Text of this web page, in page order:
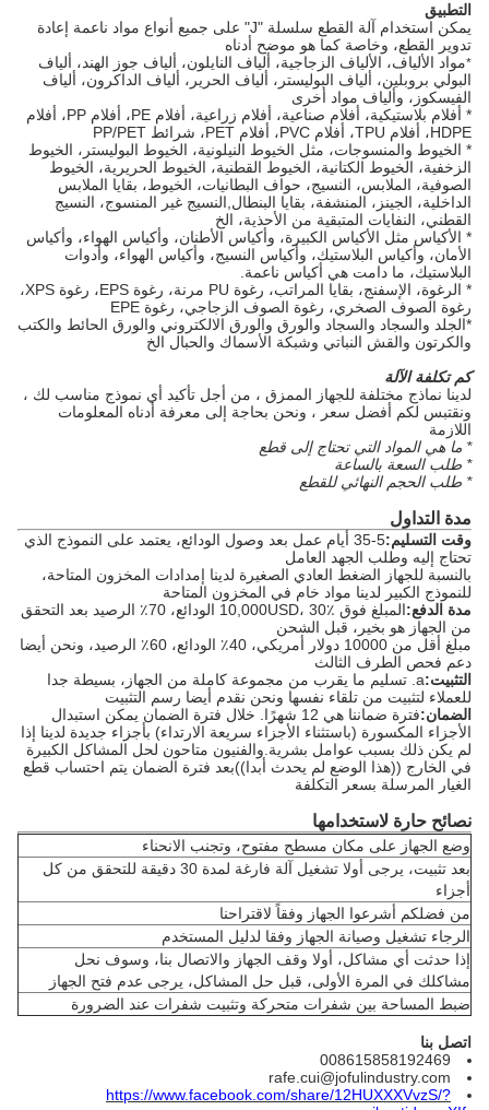
التطبيق
يمكن استخدام آلة القطع سلسلة "J" على جميع أنواع مواد ناعمة إعادة
تدوير القطع، وخاصة كما هو موضح أدناه
*مواد الألياف، الألياف الزجاجية، ألياف النايلون، ألياف جوز الهند، ألياف
البولي بروبلين، ألياف البوليستر، ألياف الحرير، ألياف الداكرون، ألياف
الفيسكوز، وألياف مواد أخرى
* أفلام بلاستيكية، أفلام صناعية، أفلام زراعية، أفلام PE، أفلام PP، أفلام
HDPE، أفلام TPU، أفلام PVC، أفلام PET، شرائط PP/PET
* الخيوط والمنسوجات، مثل الخيوط النيلونية، الخيوط البوليستر، الخيوط
الزخفية، الخيوط الكتانية، الخيوط القطنية، الخيوط الحريرية، الخيوط
الصوفية، الملابس، النسيج، حواف البطانيات، الخيوط، بقايا الملابس
الداخلية، الجينز، المنشفة، بقايا البنطال,النسيج غير المنسوج، النسيج
القطني، النفايات المتبقية من الأحذية، الخ
* الأكياس مثل الأكياس الكبيرة، وأكياس الأطنان، وأكياس الهواء، وأكياس
الأمان، وأكياس البلاستيك، وأكياس النسيج، وأكياس الهواء، وأدوات
البلاستيك، ما دامت هي أكياس ناعمة.
* الرغوة، الإسفنج، بقايا المراتب، رغوة PU مرنة، رغوة EPS، رغوة XPS،
رغوة الصوف الصخري، رغوة الصوف الزجاجي، رغوة EPE
*الجلد والسجاد والسجاد والورق والورق الالكتروني والورق الحائط والكتب
والكرتون والقش النباتي وشبكة الأسماك والحبال الخ
كم تكلفة الآلة
لدينا نماذج مختلفة للجهاز الممزق ، من أجل تأكيد أي نموذج مناسب لك ،
ونقتبس لكم أفضل سعر ، ونحن بحاجة إلى معرفة أدناه المعلومات
اللازمة
* ما هي المواد التي تحتاج إلى قطع
* طلب السعة بالساعة
* طلب الحجم النهائي للقطع
مدة التداول
وقت التسليم:
5-35 أيام عمل بعد وصول الودائع، يعتمد على النموذج الذي
تحتاج إليه وطلب الجهد العامل
بالنسبة للجهاز الضغط العادي الصغيرة لدينا إمدادات المخزون المتاحة،
للنموذج الكبير لدينا مواد خام في المخزون المتاحة
مدة الدفع:
المبلغ فوق 10,000USD، 30٪ الودائع، 70٪ الرصيد بعد التحقق
من الجهاز هو بخير، قبل الشحن
مبلغ أقل من 10000 دولار أمريكي، 40٪ الودائع، 60٪ الرصيد، ونحن أيضا
دعم فحص الطرف الثالث
التثبيت:
a. تسليم ما يقرب من مجموعة كاملة من الجهاز، بسيطة جدا
للعملاء لتثبيت من تلقاء نفسها ونحن نقدم أيضا رسم التثبيت
الضمان:
فترة ضماننا هي 12 شهرًا. خلال فترة الضمان يمكن استبدال
الأجزاء المكسورة (باستثناء الأجزاء سريعة الارتداء) بأجزاء جديدة لدينا إذا
لم يكن ذلك بسبب عوامل بشرية.والفنيون متاحون لحل المشاكل الكبيرة
في الخارج ((هذا الوضع لم يحدث أبدا))بعد فترة الضمان يتم احتساب قطع
الغيار المرسلة بسعر التكلفة
نصائح حارة لاستخدامها
وضع الجهاز على مكان مسطح مفتوح، وتجنب الانحناء
بعد تثبيت، يرجى أولا تشغيل آلة فارغة لمدة 30 دقيقة للتحقق من كل
أجزاء
من فضلكم أشرعوا الجهاز وفقاً لاقتراحنا
الرجاء تشغيل وصيانة الجهاز وفقا لدليل المستخدم
إذا حدثت أي مشاكل، أولا وقف الجهاز والاتصال بنا، وسوف نحل
مشاكلك في المرة الأولى، قبل حل المشاكل، يرجى عدم فتح الجهاز
ضبط المساحة بين شفرات متحركة وتثبيت شفرات عند الضرورة
اتصل بنا
008615858192469
rafe.cui@jofulindustry.com
https://www.facebook.com/share/12HUXXXVvzS/?